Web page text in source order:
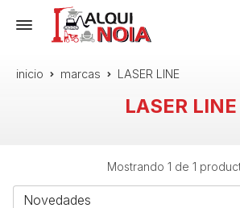
inicio marcas LASER LINE
LASER LINE
Mostrando 1 de 1